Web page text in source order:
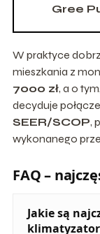
Gree
W praktyce
mieszkania z
7000 zł, a o
decyduje
SEER/SCOP,
wykonanego
FAQ –
Jakie są